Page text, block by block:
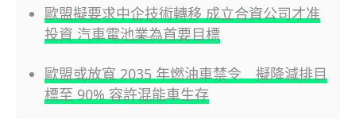
歐盟擬要求中企技術轉移 成立合資公司才准
投資 汽車電池業為首要目標
歐盟或放寬 2035 年燃油車禁令 擬降減排目
標至 90% 容許混能車生存